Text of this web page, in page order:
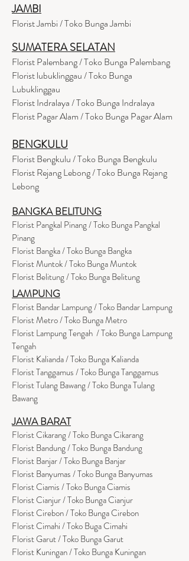
JAMBI
Florist Jambi / Toko Bunga Jambi
SUMATERA SELATAN
Florist Palembang / Toko Bunga Palembang
Florist lubuklinggau / Toko Bunga
Lubuklinggau
Florist Indralaya / Toko Bunga Indralaya
Florist Pagar Alam / Toko Bunga Pagar Alam
BENGKULU
Florist Bengkulu / Toko Bunga Bengkulu
Florist Rejang Lebong / Toko Bunga Rejang
Lebong
BANGKA BELITUNG
Florist Pangkal Pinang / Toko Bunga Pangkal
Pinang
Florist Bangka / Toko Bunga Bangka
Florist Muntok / Toko Bunga Muntok
Florist Belitung / Toko Bunga Belitung
LAMPUNG
Florist Bandar Lampung / Toko Bandar Lampung
Florist Metro / Toko Bunga Metro
Florist Lampung Tengah / Toko Bunga Lampung
Tengah
Florist Kalianda / Toko Bunga Kalianda
Florist Tanggamus / Toko Bunga Tanggamus
Florist Tulang Bawang / Toko Bunga Tulang
Bawang
JAWA BARAT
Florist Cikarang/ Toko Bunga Cikarang
Florist Bandung / Toko Bunga Bandung
Florist Banjar / Toko Bunga Banjar
Florist Banyumas / Toko Bunga Banyumas
Florist Ciamis / Toko Bunga Ciamis
Florist Cianjur / Toko Bunga Cianjur
Florist Cirebon / Toko Bunga Cirebon
Florist Cimahi / Toko Buga Cimahi
Florist Garut / Toko Bunga Garut
Florist Kuningan / Toko Bunga Kuningan